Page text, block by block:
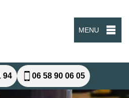
MENU
94 06 58 90 06 05